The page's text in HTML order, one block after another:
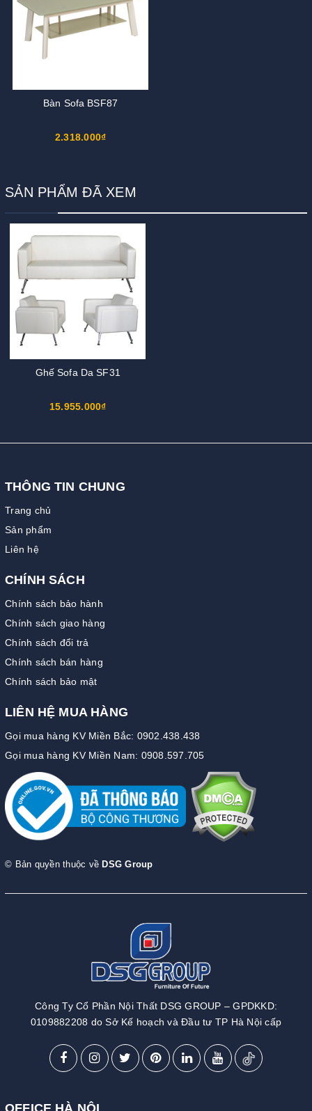
Bàn Sofa BSF87
2.318.000₫
SẢN PHẨM ĐÃ XEM
Ghế Sofa Da SF31
15.955.000₫
THÔNG TIN CHUNG
Trang chủ
Sản phẩm
Liên hệ
CHÍNH SÁCH
Chính sách bảo hành
Chính sách giao hàng
Chính sách đổi trả
Chính sách bán hàng
Chính sách bảo mật
LIÊN HỆ MUA HÀNG
Gọi mua hàng KV Miền Bắc: 0902.438.438
Gọi mua hàng KV Miền Nam: 0908.597.705
© Bản quyền thuộc về DSG Group
Công Ty Cổ Phần Nội Thất DSG GROUP – GPDKKD:
0109882208 do Sở Kế hoạch và Đầu tư TP Hà Nội cấp